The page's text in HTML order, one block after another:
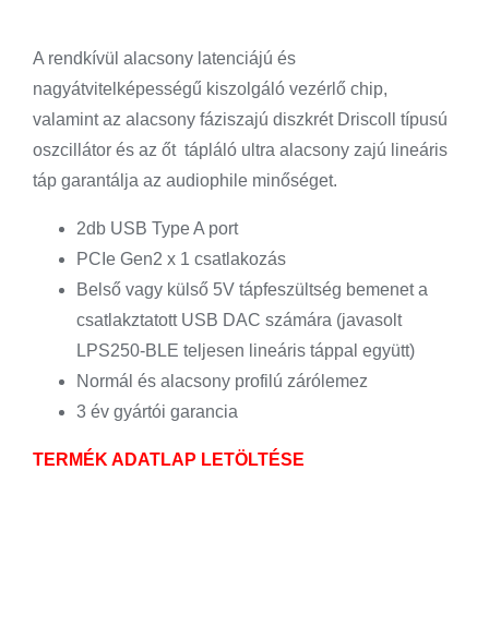
A rendkívül alacsony latenciájú és
nagyátvitelképességű kiszolgáló vezérlő chip,
valamint az alacsony fáziszajú diszkrét Driscoll típusú
oszcillátor és az őt tápláló ultra alacsony zajú lineáris
táp garantálja az audiophile minőséget.
2db USB Type A port
PCIe Gen2 x 1 csatlakozás
Belső vagy külső 5V tápfeszültség bemenet a
csatlakztatott USB DAC számára (javasolt
LPS250-BLE teljesen lineáris táppal együtt)
Normál és alacsony profilú zárólemez
3 év gyártói garancia
TERMÉK ADATLAP LETÖLTÉSE